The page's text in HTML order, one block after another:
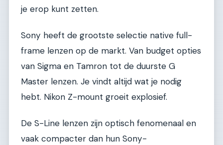
je erop kunt zetten.
Sony heeft de grootste selectie native full-
frame lenzen op de markt. Van budget opties
van Sigma en Tamron tot de duurste G
Master lenzen. Je vindt altijd wat je nodig
hebt. Nikon Z-mount groeit explosief.
De S-Line lenzen zijn optisch fenomenaal en
vaak compacter dan hun Sony-